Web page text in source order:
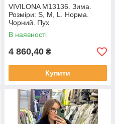
VIVILONA М13136. Зима.
Розміри: S, M, L. Норма.
Чорний. Пух
В наявності
4 860,40 ₴
Купити